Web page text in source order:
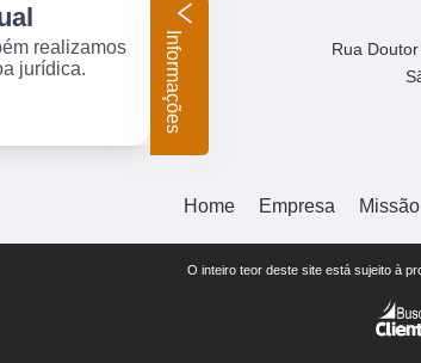
Rua
Home Empresa Missão
O inteiro teor deste site está sujeito à
realizamos
jurídica.
Informações